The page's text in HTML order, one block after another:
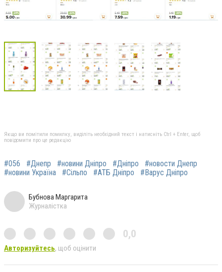
Якщо ви помітили помилку, виділіть необхідний текст і натисніть Ctrl + Enter, щоб
повідомити про це редакцію
#056 #Днепр #новини Дніпро #Дніпро
#новости Днепр
#новини Україна
#Сільпо #АТБ Дніпро #Варус Дніпро
Бубнова Маргарита
Журналістка
0,0
Авторизуйтесь, щоб оцінити